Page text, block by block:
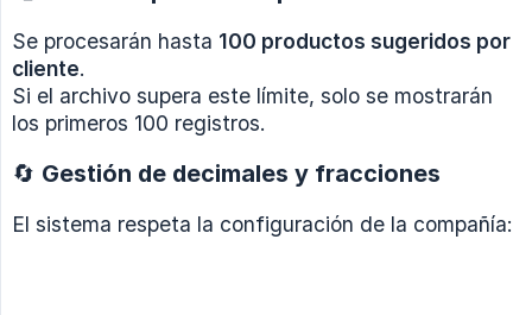
Se procesarán hasta 100 productos sugeridos por
cliente.
Si el archivo supera este límite, solo se mostrarán
los primeros 100 registros.
🔄 Gestión de decimales y fracciones
El sistema respeta la configuración de la compañía: